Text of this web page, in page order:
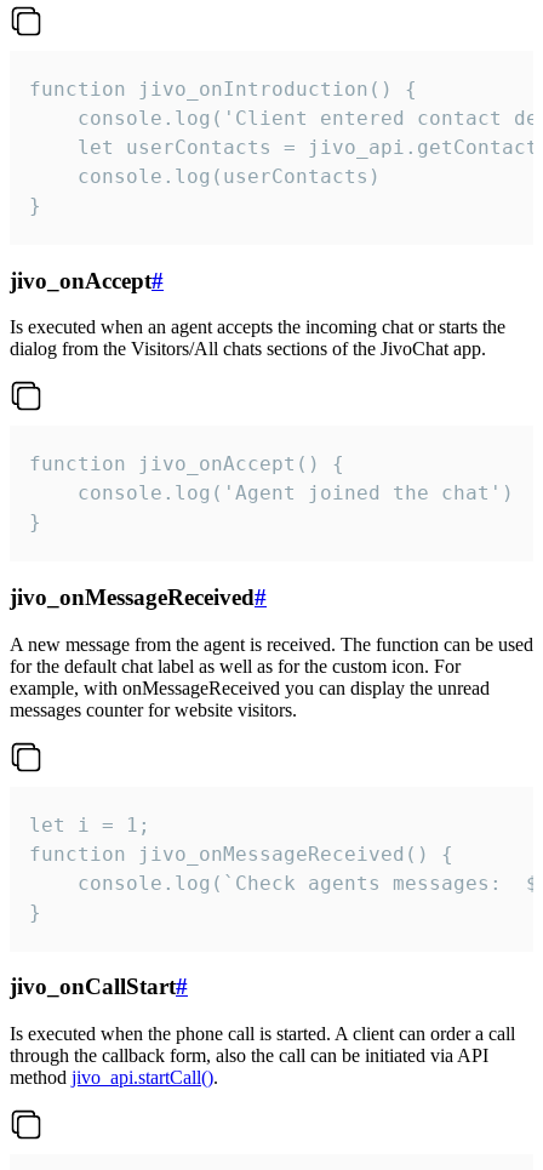
function jivo_onIntroduction() {
console.log('Client entered contact
let userContacts =
    console.log(userContacts)
}
jivo_onAccept#
Is executed when an agent accepts the incoming chat or starts the
dialog from the Visitors/All chats sections of the JivoChat app.
function jivo_onAccept() {
}
jivo_onMessageReceived#
A new message from the agent is received. The function can be used
for the default chat label as well as for the custom icon. For
example, with onMessageReceived you can display the unread
messages counter for website visitors.
let i = 1;
function jivo_onMessageReceived() {
}
jivo_onCallStart#
Is executed when the phone call is started. A client can order a call
through the callback form, also the call can be initiated via API
method jivo_api.startCall().